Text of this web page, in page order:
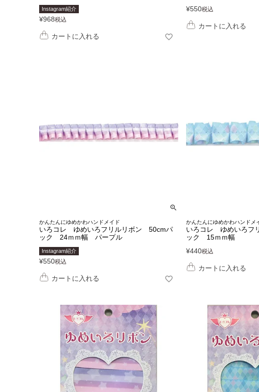
Instagram紹介
¥968税込
カートに入れる
¥550税込
カートに入れる
かんたんにゆめかわハンドメイド
いろコレ ゆめいろフリルリボン 50cmパ
ック 24ｍｍ幅 パープル
Instagram紹介
¥550税込
カートに入れる
かんたんにゆめかわハンドメ
いろコレ ゆめいろフ
ック 15ｍｍ幅
¥440税込
カートに入れる